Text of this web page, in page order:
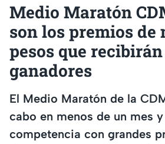
Medio Maratón
son los premios de
pesos que
ganadores
El Medio Maratón de la
cabo en menos de un mes
competencia con grandes